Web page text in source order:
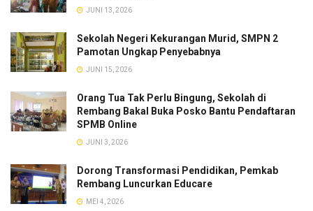
JUNI 13, 2026
Sekolah Negeri Kekurangan Murid, SMPN 2
Pamotan Ungkap Penyebabnya
JUNI 15, 2026
Orang Tua Tak Perlu Bingung, Sekolah di
Rembang Bakal Buka Posko Bantu Pendaftaran
SPMB Online
JUNI 3, 2026
Dorong Transformasi Pendidikan, Pemkab
Rembang Luncurkan Educare
MEI 4, 2026